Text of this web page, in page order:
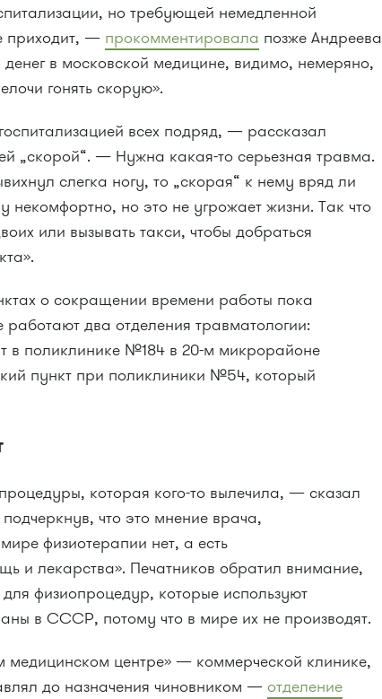
но требующей немедленной
приходит, — прокомментировала позже Андреева
в московской медицине, видимо, немеряно,
гонять скорую».
всех подряд, — рассказал
„скорой“. — Нужна какая-то серьезная травма.
слегка ногу, то „скорая“ к нему вряд ли
некомфортно, но это не угрожает жизни. Так что
или вызывать такси, чтобы добраться
о сокращении времени работы пока
два отделения травматологии:
в поликлинике №184 в 20-м микрорайоне
пункт при поликлиники №54, который
которая кого-то вылечила, — сказал
что это мнение врача,
физиотерапии нет, а есть
и лекарства». Печатников обратил внимание,
физиопроцедур, которые используют
в СССР, потому что в мире их не производят.
медицинском центре» — коммерческой клинике,
до назначения чиновником —отделение